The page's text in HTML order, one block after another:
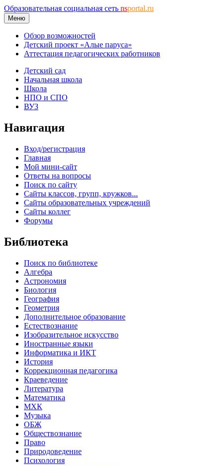
Образовательная социальная сеть nsportal.ru
Меню
Обзор возможностей
Детский проект «Алые паруса»
Аттестация педагогических работников
Детский сад
Начальная школа
Школа
НПО и СПО
ВУЗ
Навигация
Вход/регистрация
Главная
Мой мини-сайт
Ответы на вопросы
Поиск по сайту
Сайты классов, групп, кружков...
Сайты образовательных учреждений
Сайты коллег
Форумы
Библиотека
Поиск по библиотеке
Алгебра
Астрономия
Биология
География
Геометрия
Дополнительное образование
Естествознание
Изобразительное искусство
Иностранные языки
Информатика и ИКТ
История
Коррекционная педагогика
Краеведение
Литература
Математика
МХК
Музыка
ОБЖ
Обществознание
Право
Природоведение
Психология